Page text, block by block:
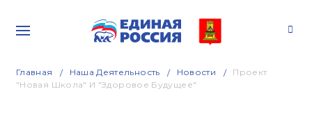
Главная Наша Деятельность Новости
Проект
"Новая Школа" И "Здоровое Будущее"